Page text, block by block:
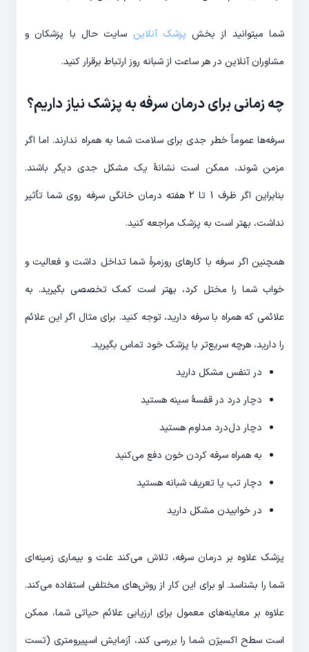
شما میتوانید از بخش پزشک آنلاین سایت حال با پزشکان و
مشاوران آنلاین در هر ساعت از شبانه روز ارتباط برقرار کنید.
چه زمانی برای درمان سرفه به پزشک نیاز داریم؟
سرفه‌ها عموماً خطر جدی برای سلامت شما به همراه ندارند. اما اگر
مزمن شوند، ممکن است نشانۀ یک مشکل جدی دیگر باشند.
بنابراین اگر ظرف 1 تا 2 هفته درمان خانگی سرفه روی شما تأثیر
نداشت، بهتر است به پزشک مراجعه کنید.
همچنین اگر سرفه با کارهای روزمرۀ شما تداخل داشت و فعالیت و
خواب شما را مختل کرد، بهتر است کمک تخصصی بگیرید. به
علائمی که همراه با سرفه دارید، توجه کنید. برای مثال اگر این علائم
را دارید، هرچه سریع‌تر با پزشک خود تماس بگیرید.
در تنفس مشکل دارید
دچار درد در قفسۀ سینه هستید
دچار دل‌درد مداوم هستید
به همراه سرفه کردن خون دفع می‌کنید
دچار تب یا تعریف شبانه هستید
در خوابیدن مشکل دارید
پزشک علاوه بر درمان سرفه، تلاش می‌کند علت و بیماری زمینه‌ای
شما را بشناسد. او برای این کار از روش‌های مختلفی استفاده می‌کند.
علاوه بر معاینه‌های معمول برای ارزیابی علائم حیاتی شما، ممکن
است سطح اکسیژن شما را بررسی کند، آزمایش اسپیرومتری (تست